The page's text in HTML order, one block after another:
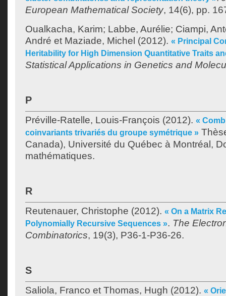
European Mathematical Society, 14(6), pp.
Oualkacha, Karim; Labbe, Aurélie; Ciampi,
André et Maziade, Michel (2012). « Principal
Heritability for High Dimension Quantitative Traits
Statistical Applications in Genetics and
P
Préville-Ratelle, Louis-François (2012). «
coinvariants trivariés du groupe symétrique »
Canada), Université du Québec à Montréal,
mathématiques.
R
Reutenauer, Christophe (2012). « On a Matrix
Polynomially Recursive Sequences ». The
Combinatorics, 19(3), P36-1-P36-26.
S
Saliola, Franco et Thomas, Hugh (2012). «